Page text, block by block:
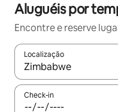
Aluguéis por
Encontre e reserve
Localização
Quando os resultados
Check-in